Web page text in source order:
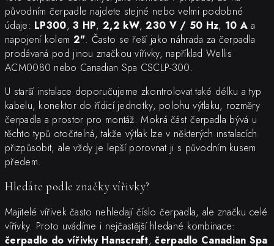
původním čerpadle najdete stejné nebo velmi podobné
údaje: LP300,3 HP,2,2 kW,230 V / 50 Hz, 10 A a
napojení kolem 2". Často se řeší jako náhrada za čerpadla
prodávaná pod jinou značkou vířivky, například Wellis
ACM0080 nebo Canadian Spa CSCLP-300.
U starší instalace doporučujeme zkontrolovat také délku a typ
kabelu, konektor do řídicí jednotky, polohu výtlaku, rozměry
čerpadla a prostor pro montáž. Mokrá část čerpadla bývá u
těchto typů otočitelná, takže výtlak lze v některých instalacích
přizpůsobit, ale vždy je lepší porovnat ji s původním kusem
předem.
Hledáte podle značky vířivky?
Majitelé vířivek často nehledají číslo čerpadla, ale značku celé
vířivky. Proto uvádíme i nejčastější hledané kombinace:
čerpadlo do vířivky Hanscraft,čerpadlo Canadian Spa